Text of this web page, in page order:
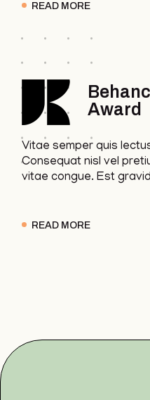
READ MORE
Award
Vitae semper quis
Consequat nisl vel
vitae congue. Est
READ MORE